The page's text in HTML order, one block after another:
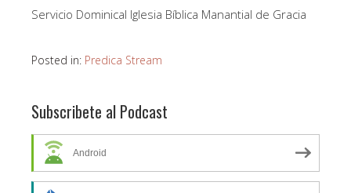
Servicio Dominical Iglesia Bíblica Manantial de Gracia
Posted in: Predica Stream
Subscribete al Podcast
Android